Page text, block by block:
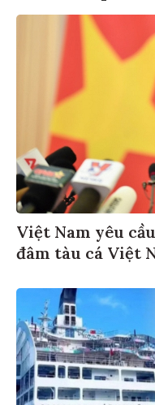
Việt Nam yêu
đâm tàu cá Việt